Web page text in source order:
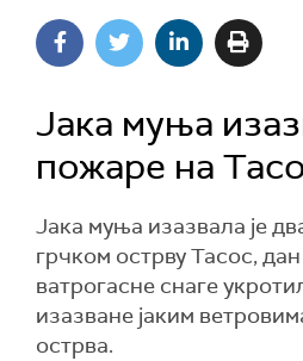
Јака муња
пожаре на
Јака муња изазвала је
грчком острву Тасос,
ватрогасне снаге
изазване јаким
острва.